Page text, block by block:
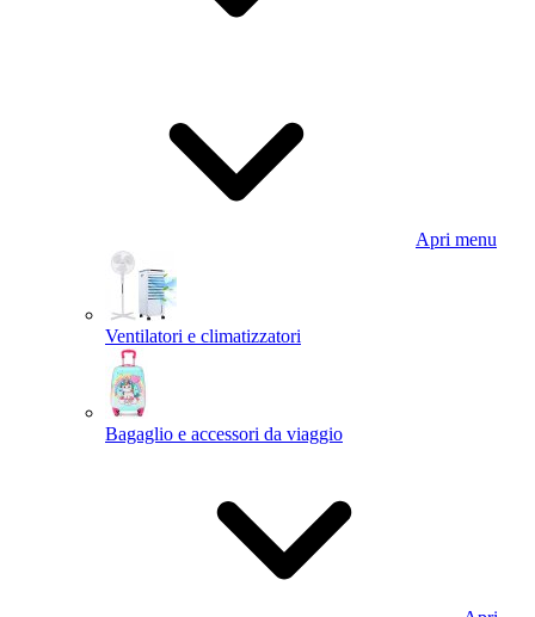
Apri menu
Ventilatori e climatizzatori
Bagaglio e accessori da viaggio